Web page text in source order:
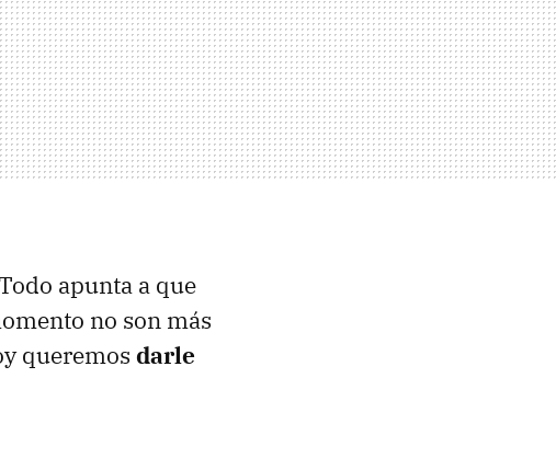
apunta a que
no son más
queremos darle